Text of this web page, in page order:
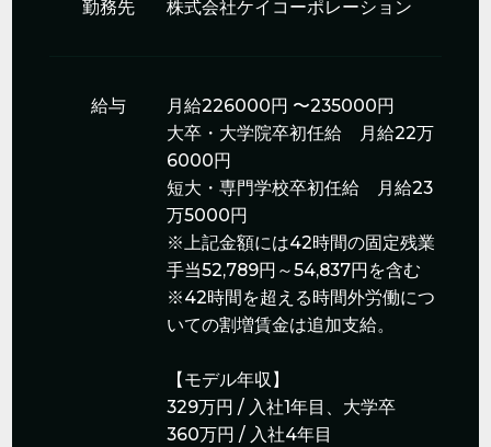
勤務先 株式会社ケイコーポレーション
給与
月給226000円 〜235000円
大卒・大学院卒初任給 月給22万
6000円
短大・専門学校卒初任給 月給23
万5000円
※上記金額には42時間の固定残業
手当52,789円～54,837円を含む
※42時間を超える時間外労働につ
いての割増賃金は追加支給。
【モデル年収】
329万円 / 入社1年目、大学卒
360万円 / 入社4年目